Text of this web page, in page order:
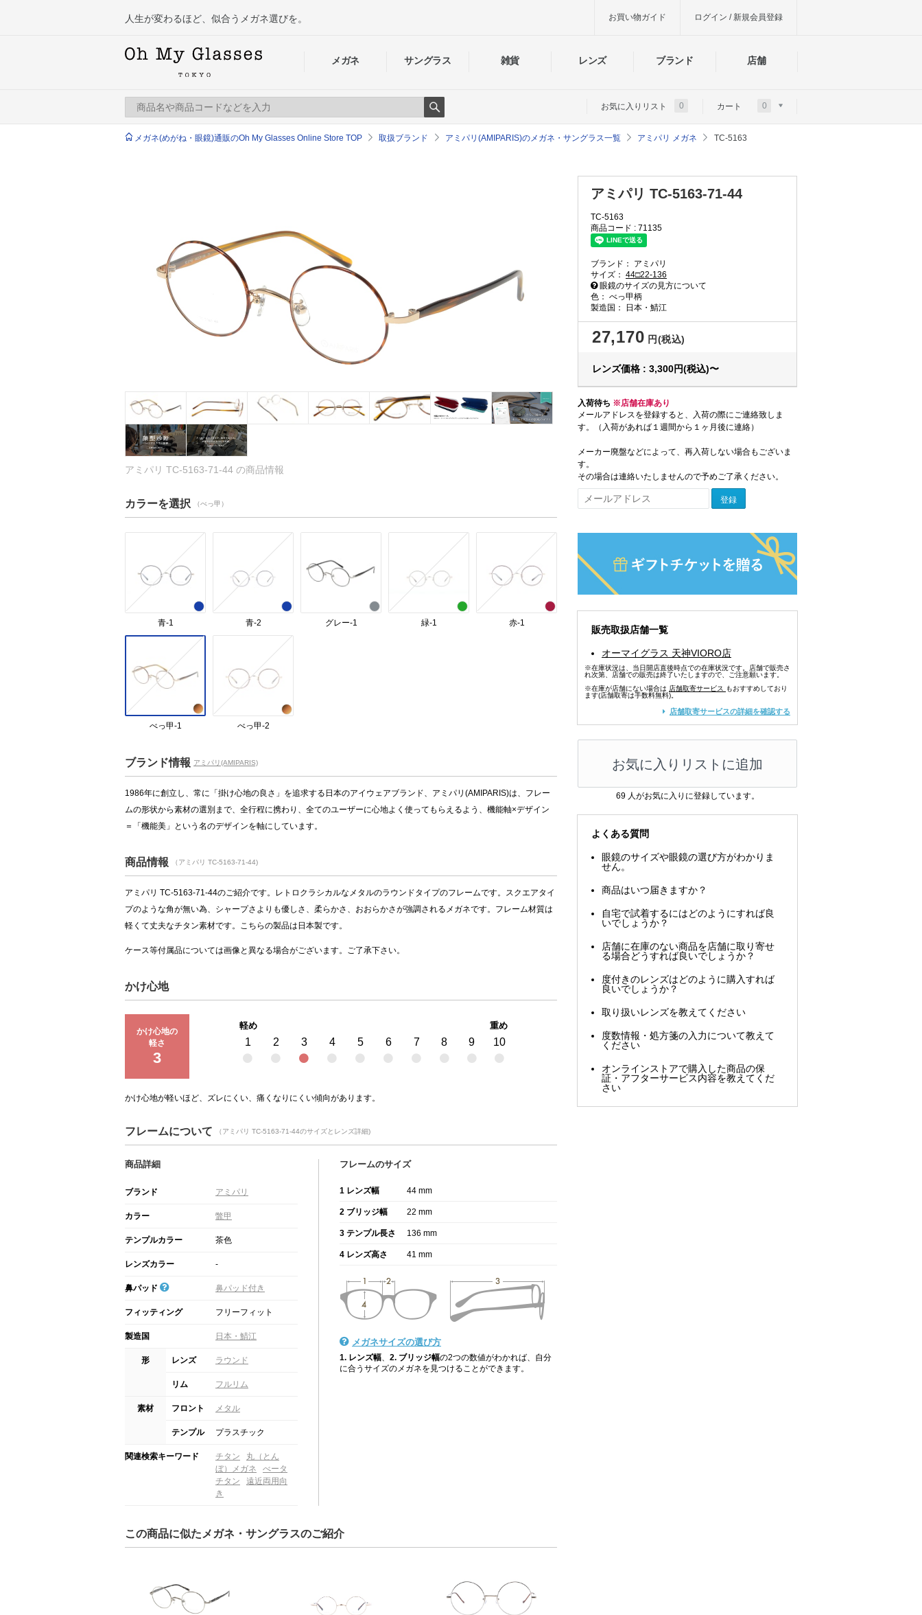
メガネ サングラス 雑貨 レンズ ブランド 店舗
人生が変わるほど、似合うメガネ選びを。 お買い物ガイド ログイン / 新規会員登録
Search
お気に入りリスト 0 カート 0
メガネ(めがね・眼鏡)通販のOh My Glasses Online Store TOP 取扱ブランド アミパリ(AMIPARIS)のメガネ・サングラス一覧 アミパリ メガネ TC-5163
アミパリ TC-5163-71-44
TC-5163
商品コード : 71135
ブランド： アミパリ
サイズ： 44□22-136
眼鏡のサイズの見方について
色： べっ甲柄
製造国：
日本・鯖江
アミパリ TC-5163-71-44 の商品情報
カラーを選択 （べっ甲）
青-1 青-2 グレー-1 緑-1 赤-1
べっ甲-1 べっ甲-2
ブランド情報 アミパリ(AMIPARIS)
1986年に創立し、常に「掛け心地の良さ」を追求する日本のアイウェアブランド、アミパリ(AMIPARIS)は、フレー
ムの形状から素材の選別まで、全行程に携わり、全てのユーザーに心地よく使ってもらえるよう、機能軸×デザイン
＝「機能美」という名のデザインを軸にしています。
商品情報 （アミパリ TC-5163-71-44)
アミパリ TC-5163-71-44のご紹介です。レトロクラシカルなメタルのラウンドタイプのフレームです。スクエアタイ
プのような角が無い為、シャープさよりも優しさ、柔らかさ、おおらかさが強調されるメガネです。フレーム材質は
軽くて丈夫なチタン素材です。こちらの製品は日本製です。
ケース等付属品については画像と異なる場合がございます。ご了承下さい。
かけ心地
かけ心地の
軽さ
3
軽め 重め
1 2 3 4 5 6 7 8 9 10
かけ心地が軽いほど、ズレにくい、痛くなりにくい傾向があります。
フレームについて （アミパリ TC-5163-71-44のサイズとレンズ詳細)
商品詳細
ブランド アミパリ
カラー 鼈甲
テンプルカラー 茶色
レンズカラー -
鼻パッド 鼻パッド付き
フィッティング フリーフィット
製造国 日本・鯖江
形 レンズ ラウンド
リム フルリム
素材 フロント メタル
テンプル プラスチック
関連検索キーワード チタン
丸（とん
ぼ）メガネ
べータ
チタン
遠近両用向
き
フレームのサイズ
1 レンズ幅 44 mm
2 ブリッジ幅 22 mm
3 テンプル長さ 136 mm
4 レンズ高さ 41 mm
メガネサイズの選び方
1. レンズ幅 2. ブリッジ幅の2つの数値がわかれば、自分
に合うサイズのメガネを見つけることができます。
この商品に似たメガネ・サングラスのご紹介
27,170 円(税込)
レンズ価格 : 3,300円(税込)〜
入荷待ち ※店舗在庫あり
メールアドレスを登録すると、入荷の際にご連絡致しま
す。（入荷があれば１週間から１ヶ月後に連絡）
メーカー廃盤などによって、再入荷しない場合もございま
す。
その場合は連絡いたしませんので予めご了承ください。
販売取扱店舗一覧
オーマイグラス 天神VIORO店
※在庫状況は、当日開店直後時点での在庫状況です。店舗で販売さ
れ次第、店舗での販売は終了いたしますので、ご注意願います。
※在庫が店舗にない場合は 店舗取寄サービス
もおすすめしており
ます(店舗取寄は手数料無料)。
店舗取寄サービスの詳細を確認する
お気に入りリストに追加
69人がお気に入りに登録しています。
よくある質問
眼鏡のサイズや眼鏡の選び方がわかりま
せん。
商品はいつ届きますか？
自宅で試着するにはどのようにすれば良
いでしょうか？
店舗に在庫のない商品を店舗に取り寄せ
る場合どうすれば良いでしょうか？
度付きのレンズはどのように購入すれば
良いでしょうか？
取り扱いレンズを教えてください
度数情報・処方箋の入力について教えて
ください
オンラインストアで購入した商品の保
証・アフターサービス内容を教えてくだ
さい